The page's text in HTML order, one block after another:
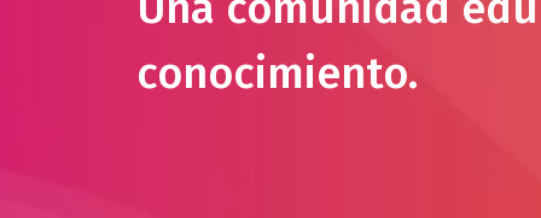
conocimiento.